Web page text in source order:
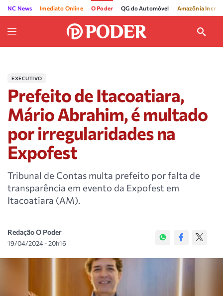
NC News Imediato Online O Poder QG do Automóvel Amazônia
EXECUTIVO
Prefeito de Itacoatiara,
Mário Abrahim, é multado
por irregularidades na
Expofest
Tribunal de Contas multa prefeito por falta de
transparência em evento da Expofest em
Itacoatiara (AM).
Redação O Poder
19/04/2024 - 20h16